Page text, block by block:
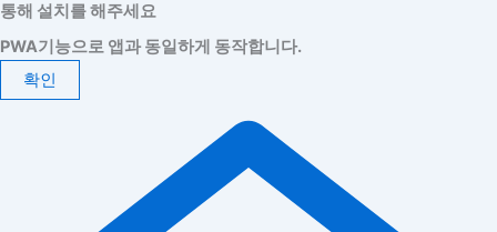
통해 설치를 해주세요
PWA기능으로 앱과 동일하게 동작합니다.
확인